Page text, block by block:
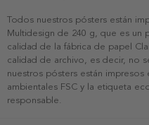
Todos nuestros pósters están
Multidesign de 240 g, que es un
calidad de la fábrica de papel
calidad de archivo, es decir, no
nuestros pósters están
ambientales FSC y la etiqueta
responsable.